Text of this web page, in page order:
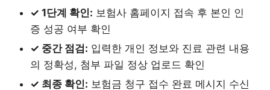
✓ 1단계 확인: 보험사 홈페이지 접속 후 본인 인
증 성공 여부 확인
✓ 중간 점검: 입력한 개인 정보와 진료 관련 내용
의 정확성, 첨부 파일 정상 업로드 확인
✓ 최종 확인: 보험금 청구 접수 완료 메시지 수신